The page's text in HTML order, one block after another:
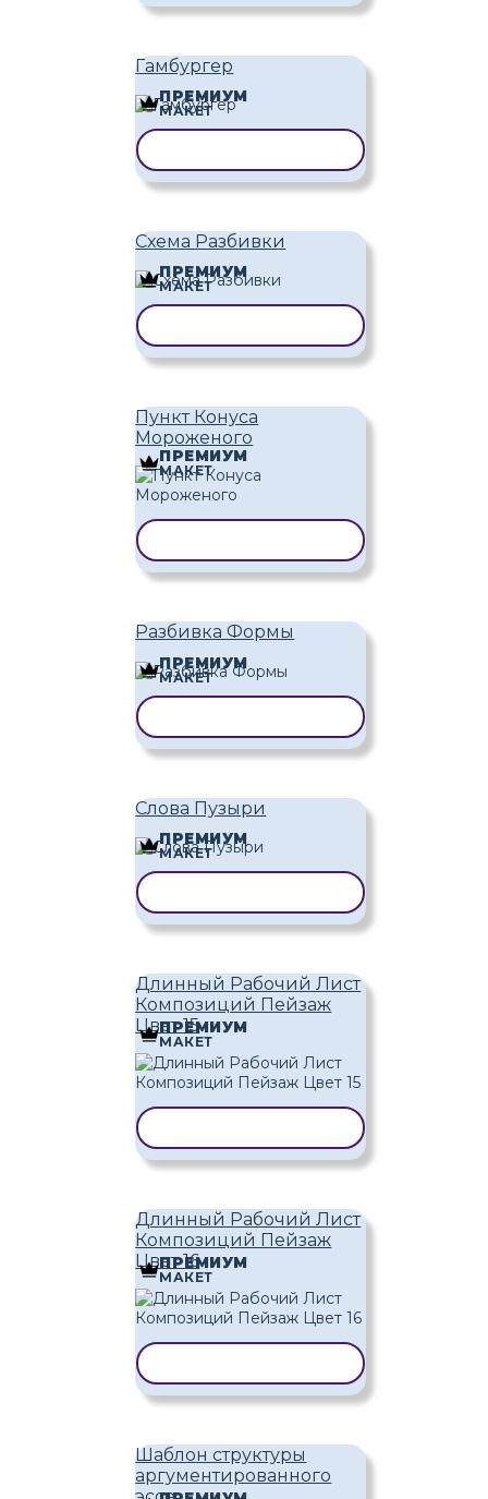
Гамбургер
ПРЕМИУМ
МАКЕТ
Схема Разбивки
ПРЕМИУМ
МАКЕТ
Пункт Конуса
Мороженого
ПРЕМИУМ
МАКЕТ
Разбивка Формы
ПРЕМИУМ
МАКЕТ
Слова Пузыри
ПРЕМИУМ
МАКЕТ
Длинный Рабочий Лист
Композиций Пейзаж
Цвет 15
ПРЕМИУМ
МАКЕТ
Длинный Рабочий Лист
Композиций Пейзаж
Цвет 16
ПРЕМИУМ
МАКЕТ
Шаблон структуры
аргументированного